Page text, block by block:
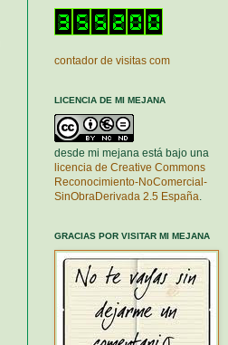
contador de visitas com
LICENCIA DE MI MEJANA
desde mi mejana está bajo una
licencia de Creative Commons
Reconocimiento-NoComercial-
SinObraDerivada 2.5 España
GRACIAS POR VISITAR MI MEJANA